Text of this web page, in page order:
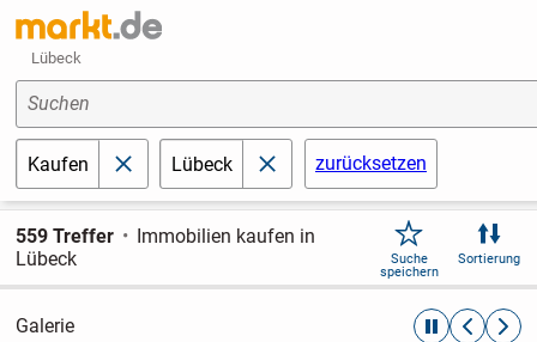
Lübeck
Suchen
Kaufen schließenLübeck schließenzurücksetzen
559 Treffer
Immobilien kaufen in
Lübeck
Suche
speichern
Sortierung
Galerie automatische